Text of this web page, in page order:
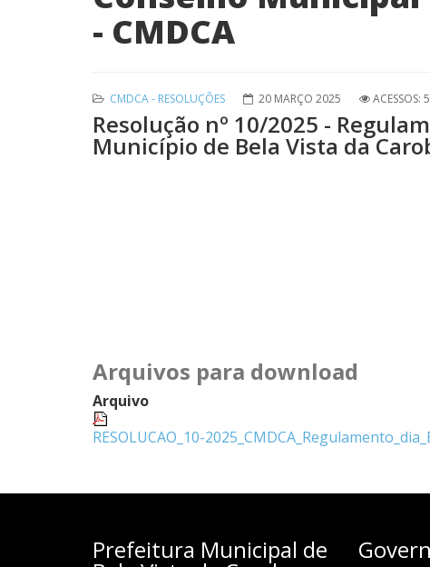
- CMDCA
CMDCA - RESOLUÇÕES 20 MARÇO 2025 ACESSOS:
Resolução nº 10/2025 -
Município de Bela Vista da
Arquivos para download
Arquivo
RESOLUCAO_10-
Prefeitura Municipal de